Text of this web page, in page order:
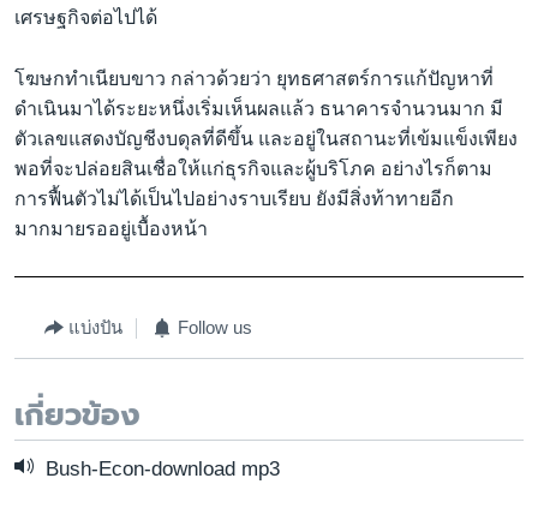
เศรษฐกิจต่อไปได้
โฆษกทำเนียบขาว กล่าวด้วยว่า ยุทธศาสตร์การแก้ปัญหาที่
ดำเนินมาได้ระยะหนึ่งเริ่มเห็นผลแล้ว ธนาคารจำนวนมาก มี
ตัวเลขแสดงบัญชีงบดุลที่ดีขึ้น และอยู่ในสถานะที่เข้มแข็งเพียง
พอที่จะปล่อยสินเชื่อให้แก่ธุรกิจและผู้บริโภค อย่างไรก็ตาม
การฟื้นตัวไม่ได้เป็นไปอย่างราบเรียบ ยังมีสิ่งท้าทายอีก
มากมายรออยู่เบื้องหน้า
แบ่งปัน Follow us
เกี่ยวข้อง
Bush-Econ-download mp3